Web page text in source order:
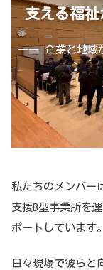
支える福祉
―― 企業と地域
私たちのメンバー
支援B型事業所を
ポートしています。
日々現場で彼らと